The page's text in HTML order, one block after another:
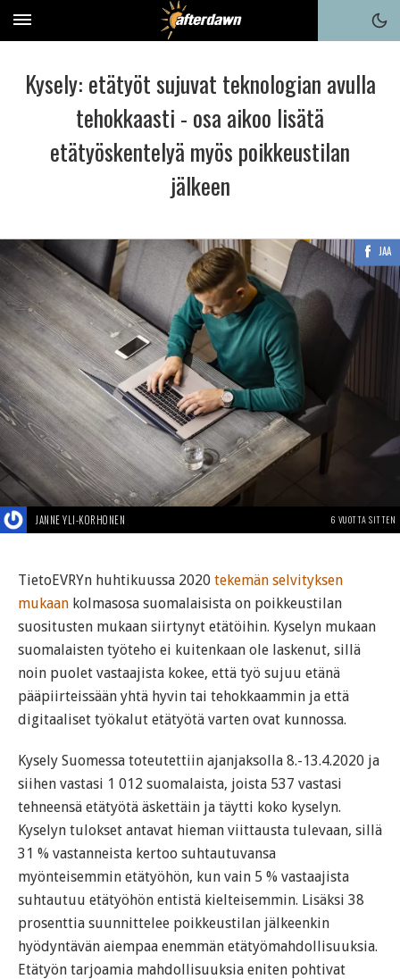
Kysely: etätyöt sujuvat teknologian avulla
tehokkaasti - osa aikoo lisätä
etätyöskentelyä myös poikkeustilan
jälkeen
JAA
JANNE YLI-KORHONEN 6 VUOTTA SITTEN
TietoEVRYn huhtikuussa 2020 tekemän selvityksen
mukaan kolmasosa suomalaisista on poikkeustilan
suositusten mukaan siirtynyt etätöihin. Kyselyn mukaan
suomalaisten työteho ei kuitenkaan ole laskenut, sillä
noin puolet vastaajista kokee, että työ sujuu etänä
pääpiirteissään yhtä hyvin tai tehokkaammin ja että
digitaaliset työkalut etätyötä varten ovat kunnossa.
Kysely Suomessa toteutettiin ajanjaksolla 8.-13.4.2020 ja
siihen vastasi 1 012 suomalaista, joista 537 vastasi
tehneensä etätyötä äskettäin ja täytti koko kyselyn.
Kyselyn tulokset antavat hieman viittausta tulevaan, sillä
31 % vastanneista kertoo suhtautuvansa
myönteisemmin etätyöhön, kun vain 5 % vastaajista
suhtautuu etätyöhön entistä kielteisemmin. Lisäksi 38
prosenttia suunnittelee poikkeustilan jälkeenkin
hyödyntävän aiempaa enemmän etätyömahdollisuuksia.
Etätyön tarjoamia mahdollisuuksia eniten pohtivat